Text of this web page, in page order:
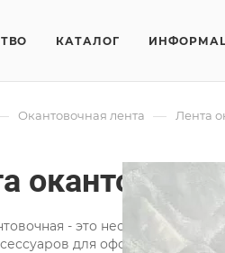
КАТАЛОГ
Окантовочная лента — Лента
- это необходимая
для оформления